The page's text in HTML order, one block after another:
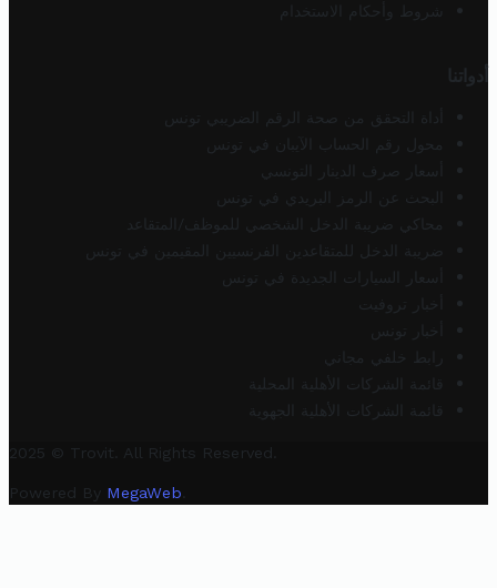
شروط وأحكام الاستخدام
أدواتنا
أداة التحقق من صحة الرقم الضريبي تونس
محول رقم الحساب الآيبان في تونس
أسعار صرف الدينار التونسي
البحث عن الرمز البريدي في تونس
محاكي ضريبة الدخل الشخصي للموظف/المتقاعد
ضريبة الدخل للمتقاعدين الفرنسيين المقيمين في تونس
أسعار السيارات الجديدة في تونس
أخبار تروفيت
أخبار تونس
رابط خلفي مجاني
قائمة الشركات الأهلية المحلية
قائمة الشركات الأهلية الجهوية
2025 © Trovit. All Rights Reserved.
Powered By MegaWeb